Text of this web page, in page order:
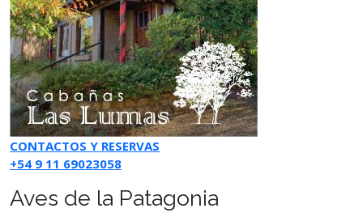
CONTACTOS Y RESERVAS
+54 9 11 69023058
Aves de la Patagonia